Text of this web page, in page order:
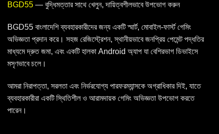
BGD55 — বুদ্ধিমত্তার সাথে খেলুন, দায়িত্বশীলভাবে উপভোগ করুন
BGD55 বাংলাদেশি ব্যবহারকারীদের জন্য একটি স্মার্ট, মোবাইল-ফার্স্ট গেমিং
অভিজ্ঞতা প্রদান করে। সহজ রেজিস্ট্রেশন, স্থানীয়ভাবে জনপ্রিয় পেমেন্ট পদ্ধতির
মাধ্যমে দ্রুত জমা, এবং একটি হালকা Android অ্যাপ যা বেশিরভাগ ডিভাইসে
মসৃণভাবে চলে।
আমরা নিরাপত্তা, সরলতা এবং নির্ভরযোগ্য পারফরম্যান্সকে অগ্রাধিকার দিই, যাতে
ব্যবহারকারীরা একটি স্থিতিশীল ও আরামদায়ক গেমিং অভিজ্ঞতা উপভোগ করতে
পারেন।